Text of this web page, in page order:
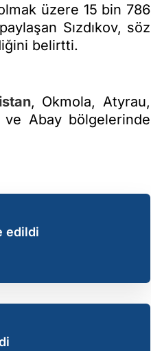
üzere 15 bin 786
Sızdıkov, söz
belirtti.
, Okmola, Atyrau,
ve Abay bölgelerinde
edildi